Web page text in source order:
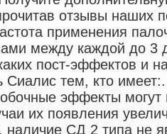
отзывы наших
применения
между каждой до 3
пост-эффектов и
тем, кто
эффекты могут
их появления
СД 2 типа не